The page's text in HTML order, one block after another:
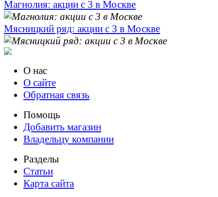
Магнолия: акции с 3 в Москве
Мясницкий ряд: акции с 3 в Москве
О нас
О сайте
Обратная связь
Помощь
Добавить магазин
Владельцу компании
Разделы
Статьи
Карта сайта